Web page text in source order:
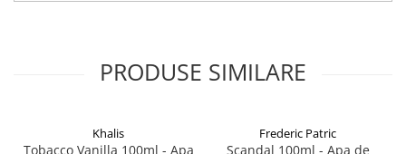
PRODUSE SIMILARE
Khalis
Tobacco Vanilla 100ml - Apa
Frederic Patric
Scandal 100ml - Apa de